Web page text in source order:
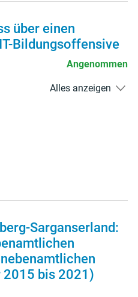
über einen
Bildungsoffensive
Angenommen
Alles anzeigen
Sarganserland:
2015 bis 2021)